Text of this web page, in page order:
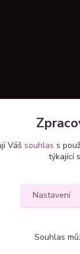
Váš souhlas s
týkající
Nastavení
Souhlas